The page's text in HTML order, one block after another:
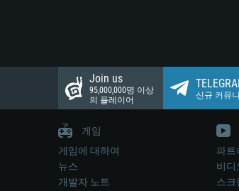
Join us
95,000,000명 이상
의 플레이어
신규 커뮤
게임
게임에 대하여
뉴스
개발자 노트
파트
비디
스크